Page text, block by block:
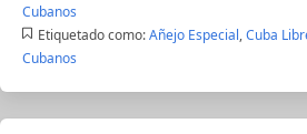
Cubanos
Etiquetado como: Añejo Especial,Cuba
Cubanos